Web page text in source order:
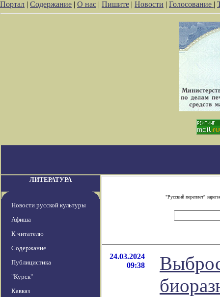
Портал | Содержание | О нас | Пишите | Новости | Голосование |
ЛИТЕРАТУРА
Новости русской культуры
Афиша
К читателю
Содержание
Публицистика
"Курск"
Кавказ
"Русский переплет"
24.03.2024
09:38